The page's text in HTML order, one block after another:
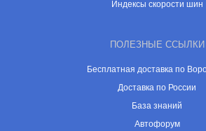
Индексы скорости шин
ПОЛЕЗНЫЕ ССЫЛКИ
Бесплатная доставка по
Доставка по России
База знаний
Автофорум